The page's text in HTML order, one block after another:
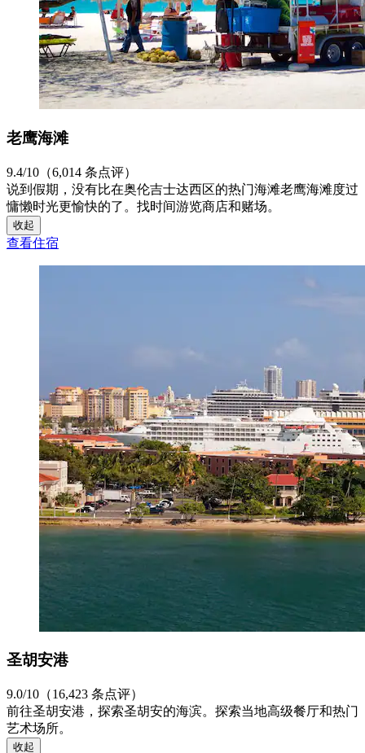
老鹰海滩
9.4/10（6,014 条点评）
说到假期，没有比在奥伦吉士达西区的热门海滩老鹰海滩度过
慵懒时光更愉快的了。找时间游览商店和赌场。
收起
查看住宿
圣胡安港
9.0/10（16,423 条点评）
前往圣胡安港，探索圣胡安的海滨。探索当地高级餐厅和热门
艺术场所。
收起